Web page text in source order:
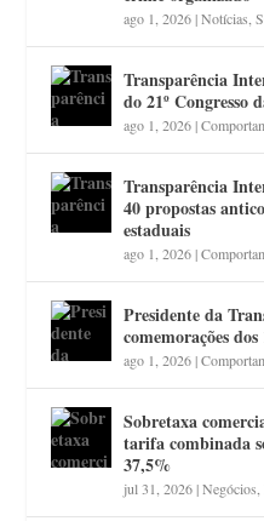
ago 1, 2026|Notícias ,
Transparência
do 21º Congresso
ago 1, 2026|
Transparência
40 propostas
estaduais
ago 1, 2026|
Presidente da
comemorações
ago 1, 2026|
Sobretaxa
tarifa combinada
37,5%
jul 31, 2026|Negócios